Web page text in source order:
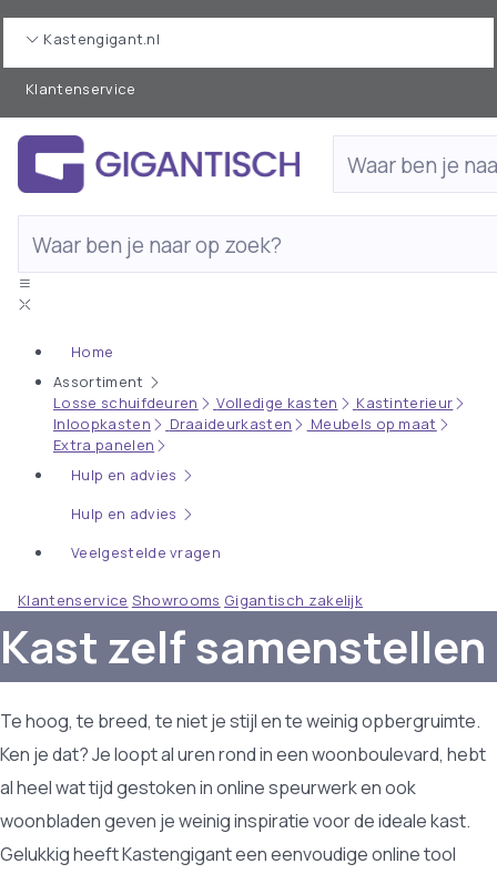
Kastengigant.nl
Klantenservice
Home
Assortiment
Losse schuifdeuren
Volledige kasten
Kastinterieur
Inloopkasten
Draaideurkasten
Meubels op maat
Extra panelen
Hulp en advies
Hulp en advies
Veelgestelde vragen
Klantenservice Showrooms Gigantisch zakelijk
Kast zelf samenstellen
Te hoog, te breed, te niet je stijl en te weinig opbergruimte.
Ken je dat? Je loopt al uren rond in een woonboulevard, hebt
al heel wat tijd gestoken in online speurwerk en ook
woonbladen geven je weinig inspiratie voor de ideale kast.
Gelukkig heeft Kastengigant een eenvoudige online tool